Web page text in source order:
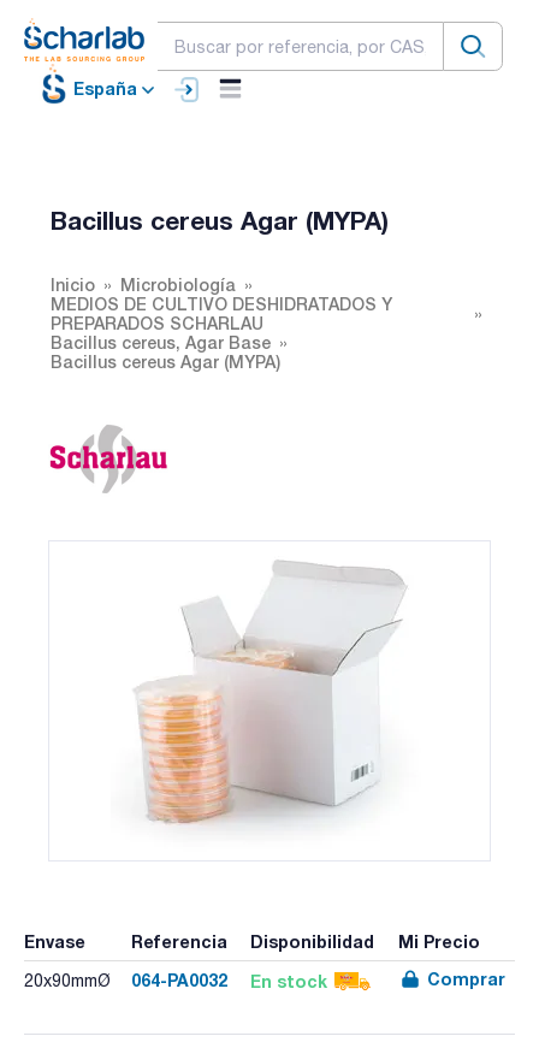
España
Bacillus cereus Agar (MYPA)
Inicio
Microbiología
MEDIOS DE CULTIVO DESHIDRATADOS Y
PREPARADOS SCHARLAU
Bacillus cereus, Agar Base
Bacillus cereus Agar (MYPA)
Envase Referencia Disponibilidad Mi Precio
20x90mmØ 064-PA0032 En stock Comprar